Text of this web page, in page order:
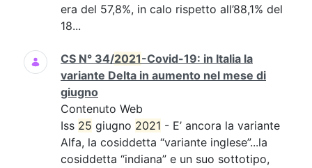
era del 57,8%, in calo rispetto all’88,1% del
18...
CS N° 34/2021-Covid-19: in Italia la
variante Delta in aumento nel mese di
giugno
Contenuto Web
Iss 25 giugno 2021 - E’ ancora la variante
Alfa, la cosiddetta “variante inglese”...la
cosiddetta “indiana” e un suo sottotipo,